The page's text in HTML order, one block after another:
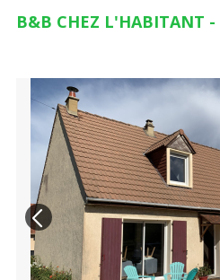
B&B CHEZ L'HABITANT